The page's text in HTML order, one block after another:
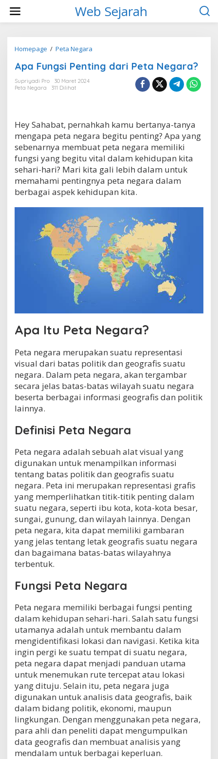
w
Web Sejarah
Homepage / Peta Negara
a
P
e
n
t
i
n
g
d
a
r
i
P
e
?
Apa Fungsi Penting dari Peta Negara?
Supriyadi Pro
30 Maret 2024
Peta Negara
311 Dilihat
Hey Sahabat, pernahkah kamu bertanya-tanya
mengapa peta negara begitu penting? Apa yang
sebenarnya membuat peta negara memiliki
fungsi yang begitu vital dalam kehidupan kita
sehari-hari? Mari kita gali lebih dalam untuk
memahami pentingnya peta negara dalam
berbagai aspek kehidupan kita.
Apa Itu Peta Negara?
Peta negara merupakan suatu representasi
visual dari batas politik dan geografis suatu
negara. Dalam peta negara, akan tergambar
secara jelas batas-batas wilayah suatu negara
beserta berbagai informasi geografis dan politik
lainnya.
Definisi Peta Negara
Peta negara adalah sebuah alat visual yang
digunakan untuk menampilkan informasi
tentang batas politik dan geografis suatu
negara. Peta ini merupakan representasi grafis
yang memperlihatkan titik-titik penting dalam
suatu negara, seperti ibu kota, kota-kota besar,
sungai, gunung, dan wilayah lainnya. Dengan
peta negara, kita dapat memiliki gambaran
yang jelas tentang letak geografis suatu negara
dan bagaimana batas-batas wilayahnya
terbentuk.
Fungsi Peta Negara
Peta negara memiliki berbagai fungsi penting
dalam kehidupan sehari-hari. Salah satu fungsi
utamanya adalah untuk membantu dalam
mengidentifikasi lokasi dan navigasi. Ketika kita
ingin pergi ke suatu tempat di suatu negara,
peta negara dapat menjadi panduan utama
untuk menemukan rute tercepat atau lokasi
yang dituju. Selain itu, peta negara juga
digunakan untuk analisis data geografis, baik
dalam bidang politik, ekonomi, maupun
lingkungan. Dengan menggunakan peta negara,
para ahli dan peneliti dapat mengumpulkan
data geografis dan membuat analisis yang
mendalam untuk berbagai keperluan.